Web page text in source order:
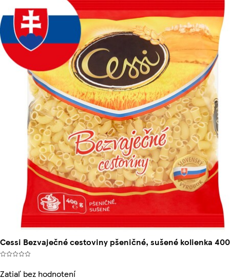
Cessi Bezvaječné cestoviny pšeničné, sušené kolienka
Zatiaľ bez hodnotení